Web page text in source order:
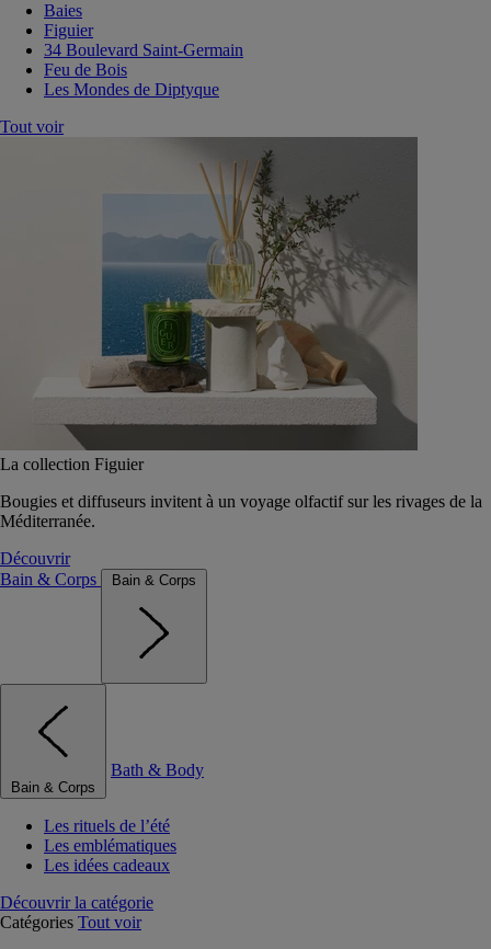
Baies
Figuier
34 Boulevard Saint-Germain
Feu de Bois
Les Mondes de Diptyque
Tout voir
La collection Figuier
Bougies et diffuseurs invitent à un voyage olfactif sur les rivages de la
Méditerranée.
Découvrir
Bain & Corps
Bain & Corps
Bain & Corps
Bath & Body
Les rituels de l’été
Les emblématiques
Les idées cadeaux
Découvrir la catégorie
Catégories Tout voir